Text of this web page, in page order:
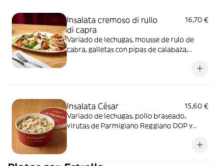
Insalata cremoso di rullo
di capra
16,70 €
Variado de lechugas, mousse de rulo de
cabra, galletas con pipas de calabaza,
Insalata César
15,60 €
Variado de lechugas, pollo braseado,
virutas de Parmigiano Reggiano DOP y